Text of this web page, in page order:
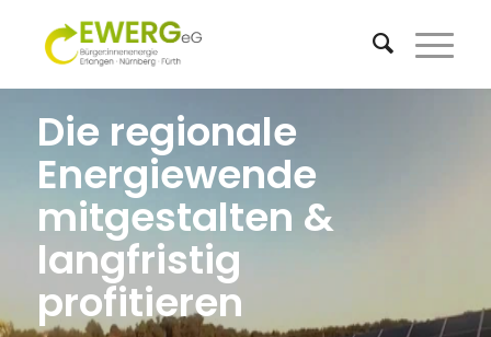
Die regionale
Energiewende
mitgestalten &
langfristig
profitieren